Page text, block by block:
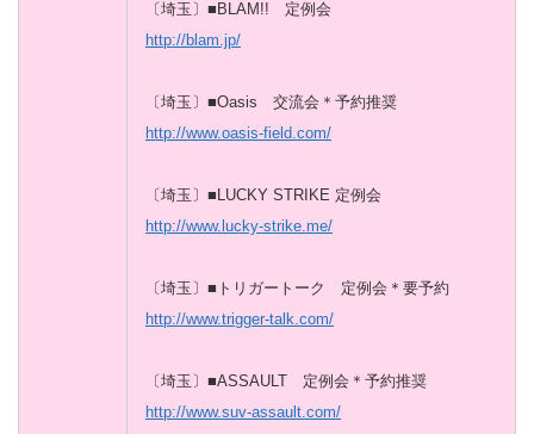
〔埼玉〕■BLAM!! 定例会
http://blam.jp/
〔埼玉〕■Oasis 交流会＊予約推奨
http://www.oasis-field.com/
〔埼玉〕■LUCKY STRIKE 定例会
http://www.lucky-strike.me/
〔埼玉〕■トリガートーク 定例会＊要予約
http://www.trigger-talk.com/
〔埼玉〕■ASSAULT 定例会＊予約推奨
http://www.suv-assault.com/